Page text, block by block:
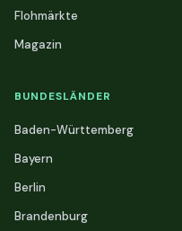
Flohmärkte
Magazin
BUNDESLÄNDER
Baden-Württemberg
Bayern
Berlin
Brandenburg